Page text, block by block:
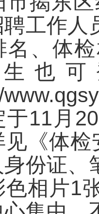
工作人
名、体
也
月20
《体
份证、
相片1